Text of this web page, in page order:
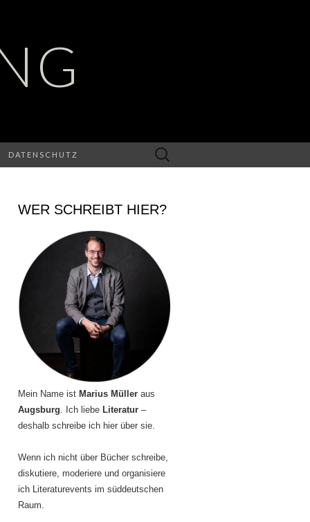
DATENSCHUTZ
Suchen
nach:
WER SCHREIBT HIER?
Mein Name ist Marius Müller aus
Augsburg. Ich liebe Literatur –
deshalb schreibe ich hier über sie.
Wenn ich nicht über Bücher schreibe,
diskutiere, moderiere und organisiere
ich Literaturevents im süddeutschen
Raum.